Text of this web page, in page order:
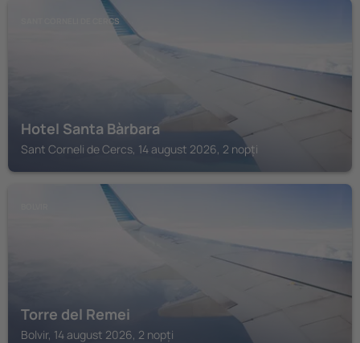
SANT CORNELI DE CERCS
Hotel Santa Bàrbara
Sant Corneli de Cercs, 14 august 2026, 2 nopți
Torre del Remei
Bolvir, 14 august 2026, 2 nopți